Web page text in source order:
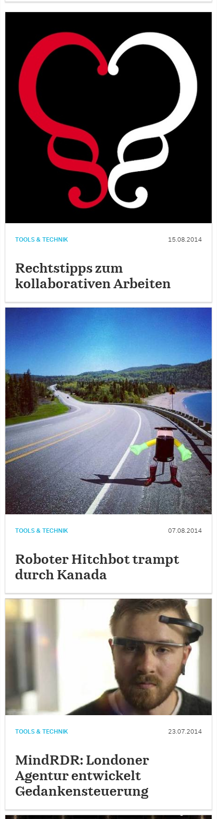
TOOLS & TECHNIK 15.08.2014
Rechtstipps zum
kollaborativen Arbeiten
TOOLS & TECHNIK 07.08.2014
Roboter Hitchbot trampt
durch Kanada
TOOLS & TECHNIK 23.07.2014
MindRDR: Londoner
Agentur entwickelt
Gedankensteuerung